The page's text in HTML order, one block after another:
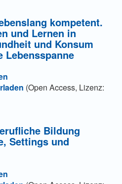
kompetent.
und Lernen in
und Konsum
Lebensspanne
(Open Access, Lizenz:
Bildung
Settings und